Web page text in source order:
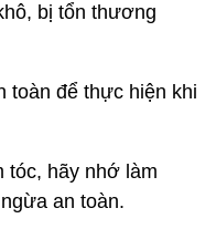
bị tổn thương
toàn để thực hiện khi
tóc, hãy nhớ làm
an toàn.